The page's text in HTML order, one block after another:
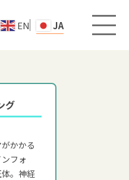
EN JA
グ
かかる
フォ
。神経